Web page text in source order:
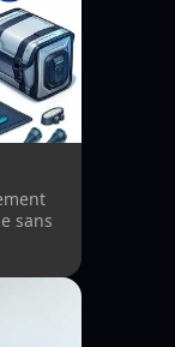
sans